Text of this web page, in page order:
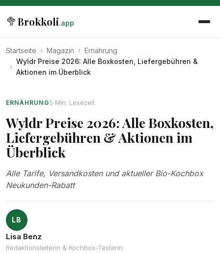
🥦Brokkoli.app
Startseite › Magazin › Ernährung
›
Wyldr Preise 2026: Alle Boxkosten, Liefergebühren &
Aktionen im Überblick
ERNÄHRUNG5 Min. Lesezeit
Wyldr Preise 2026: Alle Boxkosten,
Liefergebühren & Aktionen im
Überblick
Alle Tarife, Versandkosten und aktueller Bio-Kochbox
Neukunden-Rabatt
LB
Lisa Benz
Redaktionsleiterin & Kochbox-Testerin